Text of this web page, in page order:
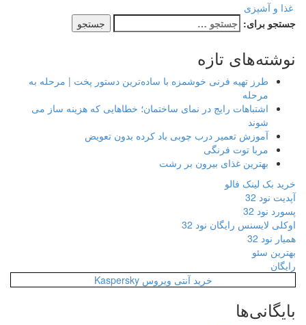
غذا و آشپزی
جستجو برای:
نوشته‌های تازه
طرز تهیه فرنی خوشمزه با ساده‌ترین دستور پخت | مرحله به
مرحله
اشتباهات رایج در نمای ساختمان؛ خطاهایی که هزینه ساز می
شوند
آموزش تعمیر درب چوبی باد کرده بدون تعویض
مربا توت فرنگی
بهترین غذای بیرون بر رشت
خرید بک لینک فالو
آپدیت نود 32
پسورد نود 32
اوکلی لایسنس رایگان نود 32
همیار نود 32
بهترین سئو
رایگان
خرید آنتی ویروس Kaspersky
بایگانی‌ها